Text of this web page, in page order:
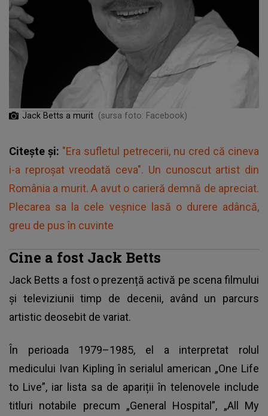
Jack Betts a murit (sursa foto: Facebook)
Citește și: "Era sufletul petrecerii, nu cred că cineva
i-a reproșat vreodată ceva". Un cunoscut artist din
România a murit. A avut o carieră demnă de apreciat.
Plecarea sa la cele veșnice lasă o durere adâncă,
greu de pus în cuvinte
Cine a fost Jack Betts
Jack Betts a fost o prezență activă pe scena filmului
și televiziunii timp de decenii, având un parcurs
artistic deosebit de variat.
În perioada 1979–1985, el a interpretat rolul
medicului Ivan Kipling în serialul american „One Life
to Live”, iar lista sa de apariții în telenovele include
titluri notabile precum „General Hospital”, „All My